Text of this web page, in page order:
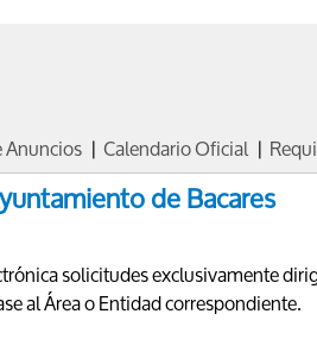
| Calendario Oficial |
de Bacares
solicitudes exclusivamente
al Área o Entidad correspondiente.